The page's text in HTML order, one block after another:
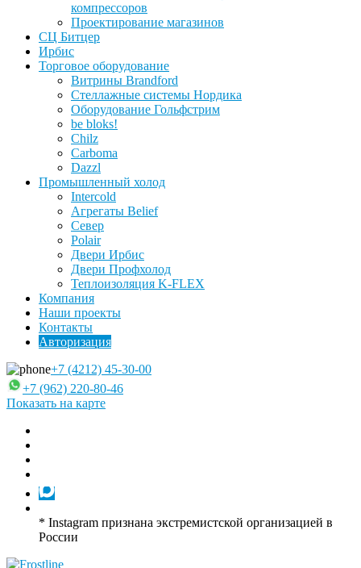
компрессоров
Проектирование магазинов
СЦ Битцер
Ирбис
Торговое оборудование
Витрины Brandford
Стеллажные системы Нордика
Оборудование Гольфстрим
be bloks!
Chilz
Carboma
Dazzl
Промышленный холод
Intercold
Агрегаты Belief
Север
Polair
Двери Ирбис
Двери Профхолод
Теплоизоляция K-FLEX
Компания
Наши проекты
Контакты
Авторизация
+7 (4212) 45-30-00
+7 (962) 220-80-46
Показать на карте
* Instagram признана экстремистской организацией в
России